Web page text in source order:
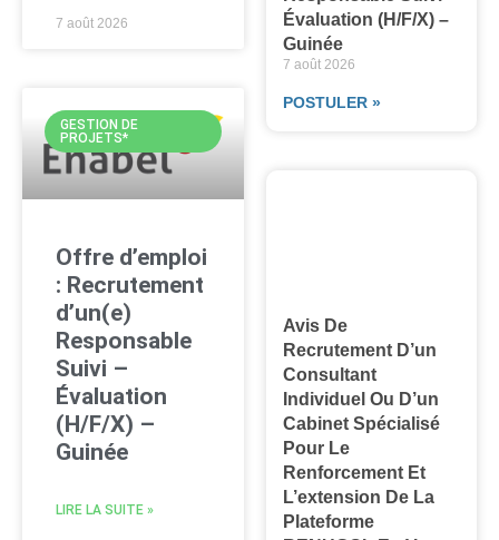
7 août 2026
GESTION DE
PROJETS*
Offre d’emploi
: Recrutement
d’un(e)
Responsable
Suivi –
Évaluation
(H/F/X) –
Guinée
LIRE LA SUITE »
Évaluation (H/F/X) –
Guinée
7 août 2026
POSTULER »
Avis De
Recrutement D’un
Consultant
Individuel Ou D’un
Cabinet Spécialisé
Pour Le
Renforcement Et
L’extension De La
Plateforme